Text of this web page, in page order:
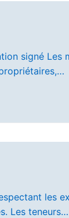
signé
les
Les teneurs…